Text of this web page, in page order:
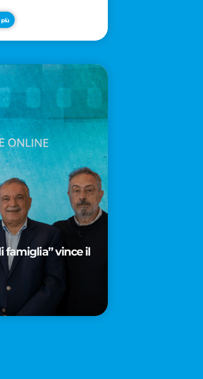
più
famiglia” vince il